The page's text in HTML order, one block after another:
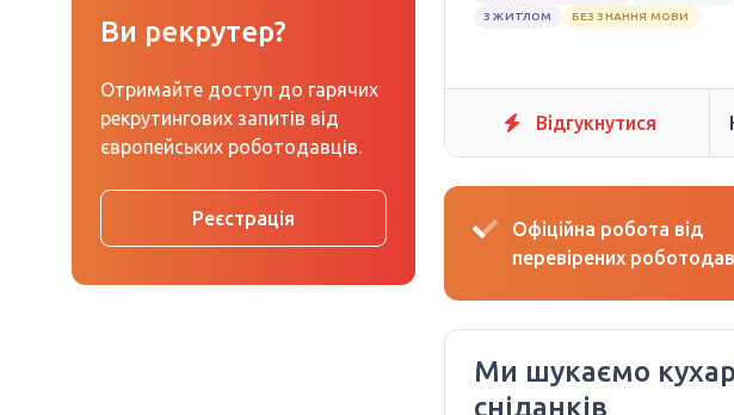
Ви рекрутер?
Отримайте доступ до гарячих
рекрутингових запитів від
європейських роботодавців.
Реєстрація
З ЖИТЛОМ
БЕЗ ЗНАННЯ МОВИ
Відгукнутися
Офіційна робота від
перевірених
Ми шукаємо
сніданків